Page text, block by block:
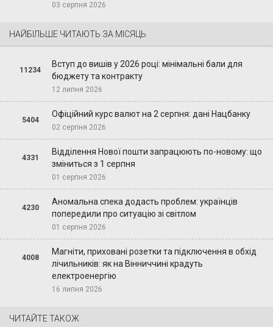
03 серпня 2026
НАЙБІЛЬШЕ ЧИТАЮТЬ ЗА МІСЯЦЬ
11234
Вступ до вишів у 2026 році: мінімальні бали для
бюджету та контракту
12 липня 2026
5404
Офіційний курс валют на 2 серпня: дані Нацбанку
02 серпня 2026
4331
Відділення Нової пошти запрацюють по-новому: що
зміниться з 1 серпня
01 серпня 2026
4230
Аномальна спека додасть проблем: українців
попередили про ситуацію зі світлом
01 серпня 2026
4008
Магніти, приховані розетки та підключення в обхід
лічильників: як на Вінниччині крадуть
електроенергію
16 липня 2026
ЧИТАЙТЕ ТАКОЖ